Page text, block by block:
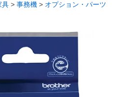
具 事務機 オプション・パーツ